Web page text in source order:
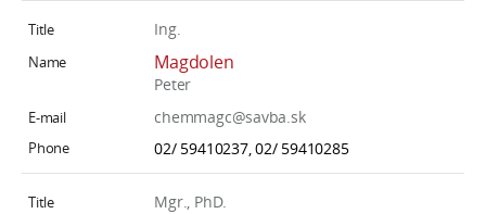
Ing.
Magdolen
Peter
chemmagc@savba.sk
02/ 59410237, 02/ 59410285
Mgr., PhD.